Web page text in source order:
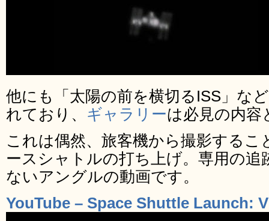
他にも「太陽の前を横切るISS」な
れており、 ギャラリーは必見の内容
これは偶然、旅客機から撮影するこ
ースシャトルの打ち上げ。専用の
ないアングルの動画です。
YouTube – Space Shuttle Launch: